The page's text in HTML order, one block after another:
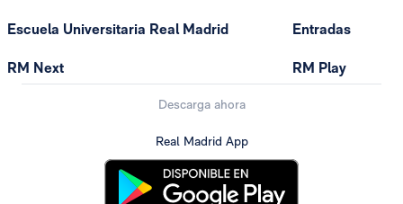
Escuela Universitaria Real Madrid
RM Next
Entradas
RM Play
Descarga ahora
Real Madrid App